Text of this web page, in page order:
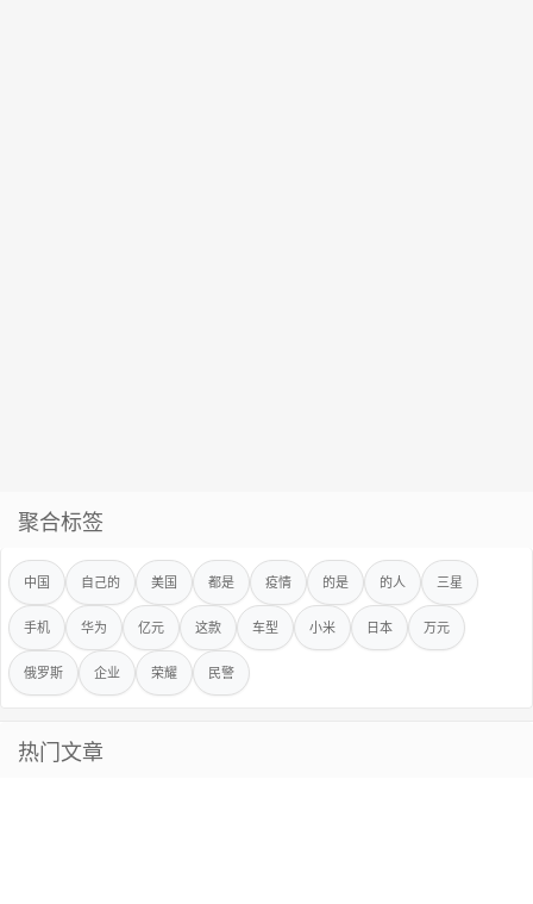
聚合标签
中国 自己的 美国 都是 疫情 的是 的人 三星
手机 华为 亿元 这款 车型 小米 日本 万元
俄罗斯 企业 荣耀 民警
热门文章